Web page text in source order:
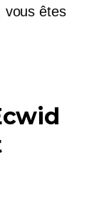
vous êtes